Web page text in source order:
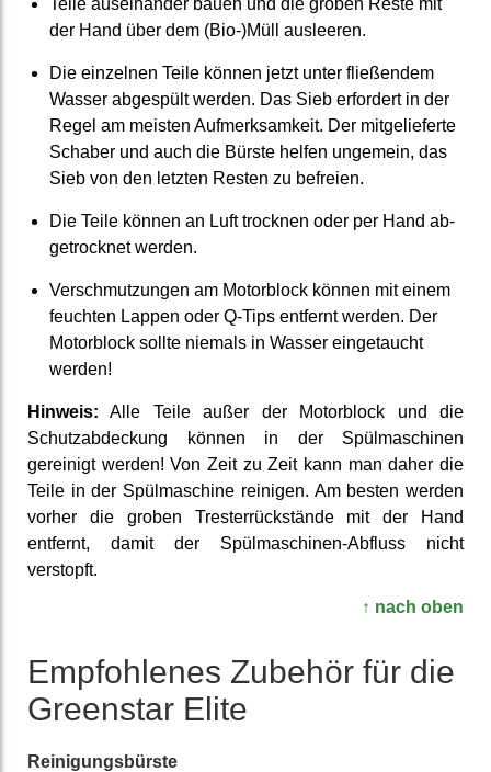
der Hand über dem (Bio-)Müll ausleeren.
Die einzelnen Teile können jetzt unter fließen­dem
Wasser abgespült werden. Das Sieb erfordert in der
Regel am meisten Auf­merksam­keit. Der mit­geliefer­te
Schaber und auch die Bürste helfen ungemein, das
Sieb von den letzten Resten zu befreien.
Die Teile können an Luft trocknen oder per Hand ab­
getrocknet werden.
Ver­schmutzungen am Motor­block können mit einem
feuchten Lappen oder Q-Tips entfernt werden. Der
Motor­block sollte niemals in Wasser ein­getaucht
werden!
Hinweis: Alle Teile außer der Motor­block und die
Schutz­abdeckung können in der Spül­maschinen
gereinigt werden! Von Zeit zu Zeit kann man daher die
Teile in der Spül­maschine reinigen. Am besten werden
vorher die groben Trester­rück­stände mit der Hand
entfernt, damit der Spül­maschinen-Abfluss nicht
verstopft.
↑ nach oben
Emp­fohlenes Zubehör für die
Greenstar Elite
Reinigungs­bürste